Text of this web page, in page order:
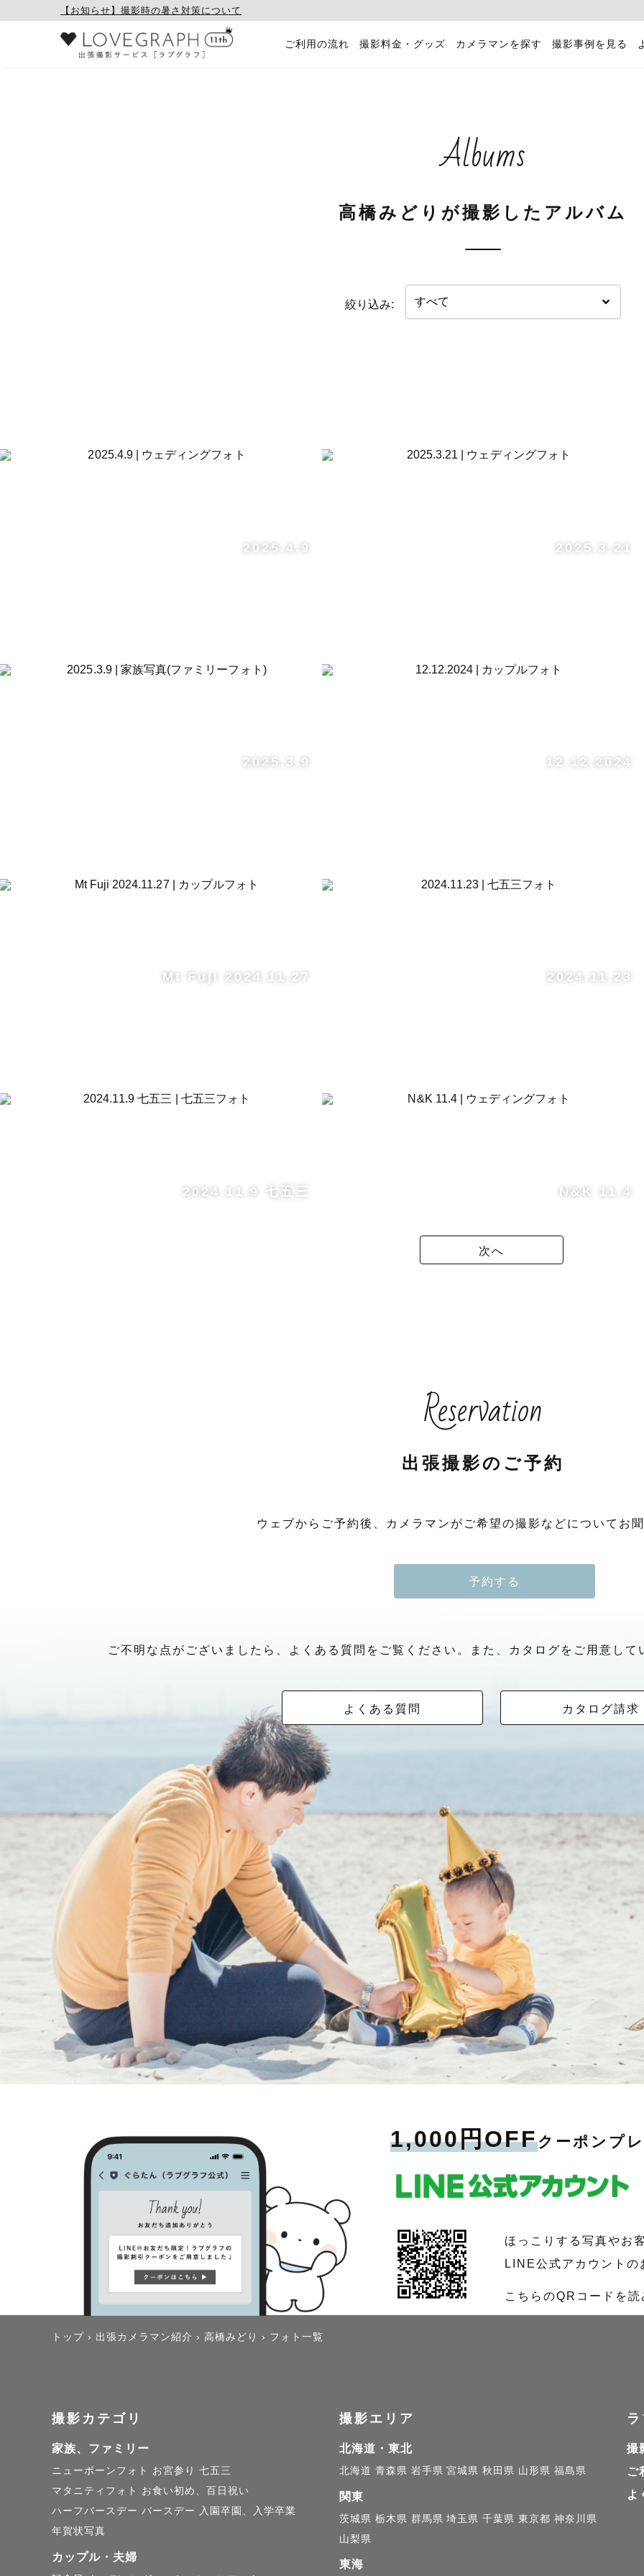
【お知らせ】撮影時の暑さ対策について
ご利用の流れ 撮影料金・グッズ カメラマンを探す 撮影事例を見る
Albums
高橋みどりが撮影したアルバム
絞り込み:
2025.4.9 2025.3.21
2025.3.9 12.12.2024
Mt Fuji 2024.11.27 2024.11.23
2024.11.9 七五三 N&K 11.4
次へ
Reservation
出張撮影のご予約
ウェブからご予約後、カメラマンがご希望の撮影などについてお聞
予約する
ご不明な点がございましたら、よくある質問をご覧ください。また、カタログをご用意して
よくある質問 カタログ請求
1,000円OFFクーポンプ
ほっこりする写真やお
LINE公式アカウントの
こちらのQRコードを
トップ › 出張カメラマン紹介 › 高橋みどり › フォト一覧
撮影カテゴリ
家族、ファミリー
ニューボーンフォト お宮参り 七五三
マタニティフォト
お食い初め、百日祝い
ハーフバースデー バースデー 入園卒園、入学卒業
年賀状写真
カップル・夫婦
撮影エリア
北海道・東北
北海道 青森県 岩手県 宮城県 秋田県 山形県 福島県
関東
茨城県 栃木県 群馬県 埼玉県 千葉県 東京都 神奈川県
山梨県
東海
撮
ご
よ